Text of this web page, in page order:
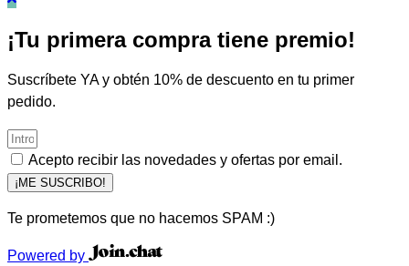
¡Tu primera compra tiene premio!
Suscríbete YA y obtén 10% de descuento en tu primer
pedido.
Acepto recibir las novedades y ofertas por email.
¡ME SUSCRIBO!
Te prometemos que no hacemos SPAM :)
Powered by